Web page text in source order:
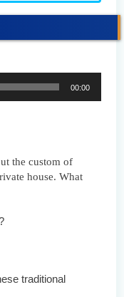
00:00
the custom of
house. What
traditional